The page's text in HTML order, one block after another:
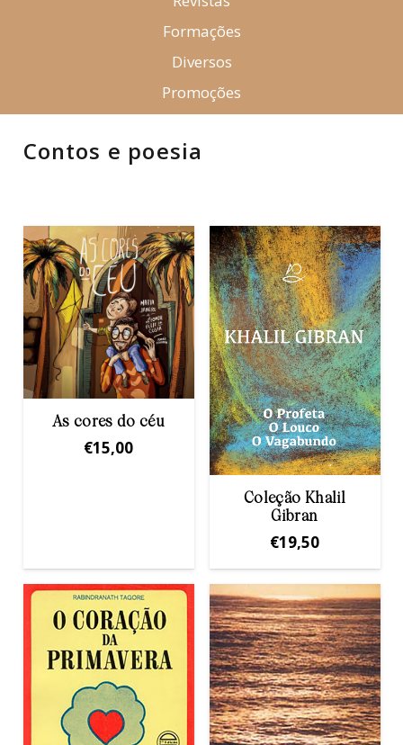
Formações
Diversos
Promoções
Contos e poesia
As cores do céu
€15,00
Coleção Khalil
Gibran
€19,50